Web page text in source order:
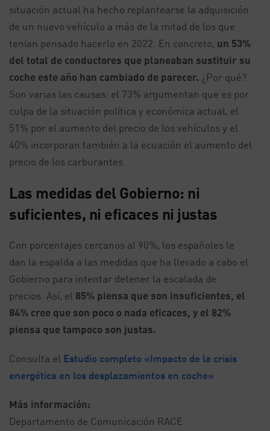
situación actual ha hecho replantearse la adquisición
de un nuevo vehículo a más de la mitad de los que
tenían pensado hacerlo en 2022. En concreto, un 53%
del total de conductores que planeaban sustituir su
coche este año han cambiado de parecer. ¿Por qué?
Son varias las causas: el 73% argumentan que es por
culpa de la situación política y económica actual, el
51% por el aumento del precio de los vehículos y el
40% incorporan también a la ecuación el aumento del
precio de los carburantes.
Las medidas del Gobierno: ni
suficientes, ni eficaces ni justas
Con porcentajes cercanos al 90%, los españoles le
dan la espalda a las medidas que ha llevado a cabo el
Gobierno para intentar detener la escalada de
precios. Así, el 85% piensa que son insuficientes, el
84% cree que son poco o nada eficaces, y el 82%
piensa que tampoco son justas.
Consulta el Estudio completo «Impacto de la crisis
energética en los desplazamientos en coche»
Más información:
Departamento de Comunicación RACE